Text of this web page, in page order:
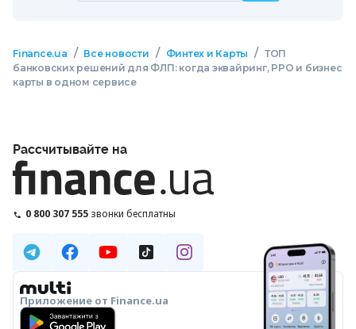
Finance.ua / Все новости / Финтех и Карты / ТОП
банковских решений для ФЛП: когда эквайринг, РРО и бизнес
карты в одном сервисе
Рассчитывайте на
0 800 307 555 звонки бесплатны
Приложение от Finance.ua